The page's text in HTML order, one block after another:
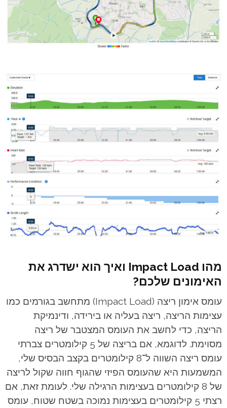
מהו Impact Load ואיך הוא ישדרג את
האימונים שלכם?
עומס אימון ריצה (Impact Load) מתחשב בגורמים כמו
עצימות הריצה, ריצה בעליה או בירידה, ודינמיקת
הריצה, כדי לחשב את העומס המצטבר של ריצה
מסוימת.
לדוגמא, אם בריצה של 5 קילומטרים צברתי
עומס ריצה השווה ל־8 קילומטרים בקצב הבסיס שלי,
המשמעות היא שהעומס הפיזי שהגוף חווה שקול לריצה
של 8 קילומטרים בעצימות הרגילה שלי. לעומת זאת, אם
רצתי 5 קילומטרים בעצימות נמוכה בשטח שטוח, עומס